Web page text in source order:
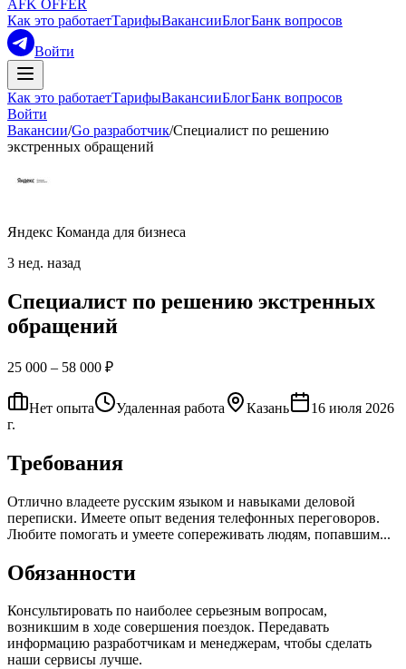
AFK OFFER
Как это работаетТарифыВакансииБлогБанк вопросов
Войти
Как это работаетТарифыВакансииБлогБанк вопросов
Войти
Вакансии/Go разработчик/Специалист по решению
экстренных обращений
Яндекс Команда для бизнеса
3 нед. назад
Специалист по решению экстренных
обращений
25 000 – 58 000 ₽
Нет опыта Удаленная работа Казань
16 июля 2026
г.
Требования
Отлично владеете русским языком и навыками деловой
переписки. Имеете опыт ведения телефонных переговоров.
Любите помогать и умеете сопереживать людям, попавшим...
Обязанности
Консультировать по наиболее серьезным вопросам,
возникшим в ходе совершения поездок. Передавать
информацию разработчикам и менеджерам, чтобы сделать
наши сервисы лучше.